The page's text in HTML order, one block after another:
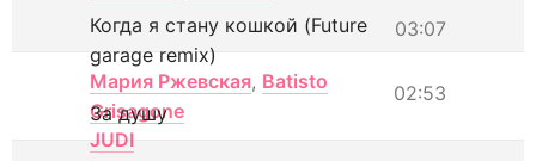
03:07
Когда я стану кошкой (Future
garage remix)
Мария Ржевская, Batisto
Grisagone
02:53
За душу
JUDI